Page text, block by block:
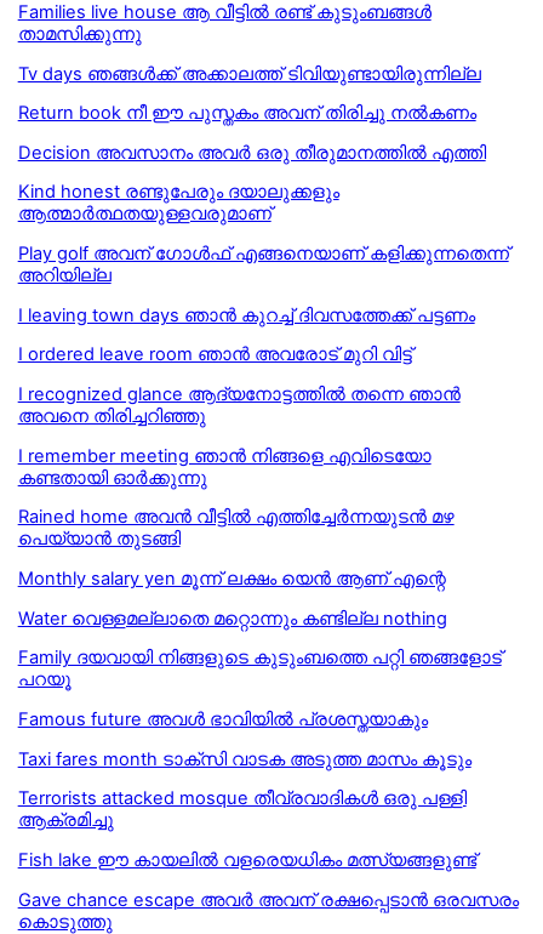
Families live house ആ വീട്ടിൽ രണ്ട് കുടുംബങ്ങൾ
താമസിക്കുന്നു
Tv days ഞങ്ങൾക്ക് അക്കാലത്ത് ടിവിയുണ്ടായിരുന്നില്ല
Return book നീ ഈ പുസ്തകം അവന് തിരിച്ചു നൽകണം
Decision അവസാനം അവർ ഒരു തീരുമാനത്തിൽ എത്തി
Kind honest രണ്ടുപേരും ദയാലുക്കളും
ആത്മാര്‍ത്ഥതയുള്ളവരുമാണ്
Play golf അവന് ഗോൾഫ് എങ്ങനെയാണ് കളിക്കുന്നതെന്ന്
അറിയില്ല
I leaving town days ഞാൻ കുറച്ച് ദിവസത്തേക്ക് പട്ടണം
I ordered leave room ഞാൻ അവരോട് മുറി വിട്ട്
I recognized glance ആദ്യനോട്ടത്തിൽ തന്നെ ഞാൻ
അവനെ തിരിച്ചറിഞ്ഞു
I remember meeting ഞാൻ നിങ്ങളെ എവിടെയോ
കണ്ടതായി ഓർക്കുന്നു
Rained home അവന്‍ വീട്ടില്‍ എത്തിച്ചേര്‍ന്നയുടന്‍ മഴ
പെയ്യാന്‍ തുടങ്ങി
Monthly salary yen മൂന്ന് ലക്ഷം യെൻ ആണ് എന്റെ
Water വെള്ളമല്ലാതെ മറ്റൊന്നും കണ്ടില്ല nothing
Family ദയവായി നിങ്ങളുടെ കുടുംബത്തെ പറ്റി ഞങ്ങളോട്
പറയൂ
Famous future അവള്‍ ഭാവിയില്‍ പ്രശസ്തയാകും
Taxi fares month ടാക്സി വാടക അടുത്ത മാസം കൂടും
Terrorists attacked mosque തീവ്രവാദികള്‍ ഒരു പള്ളി
ആക്രമിച്ചു
Fish lake ഈ കായലിൽ വളരെയധികം മത്സ്യങ്ങളുണ്ട്
Gave chance escape അവർ അവന് രക്ഷപ്പെടാൻ ഒരവസരം
കൊടുത്തു